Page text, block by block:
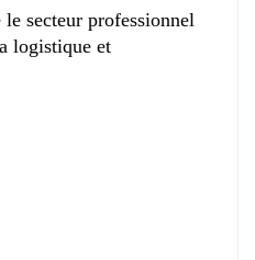
le secteur professionnel
logistique et